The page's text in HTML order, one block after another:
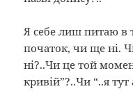
Я себе лиш питаю в
початок, чи ще ні.
ні?..Чи це той
кривій”?..Чи “..я